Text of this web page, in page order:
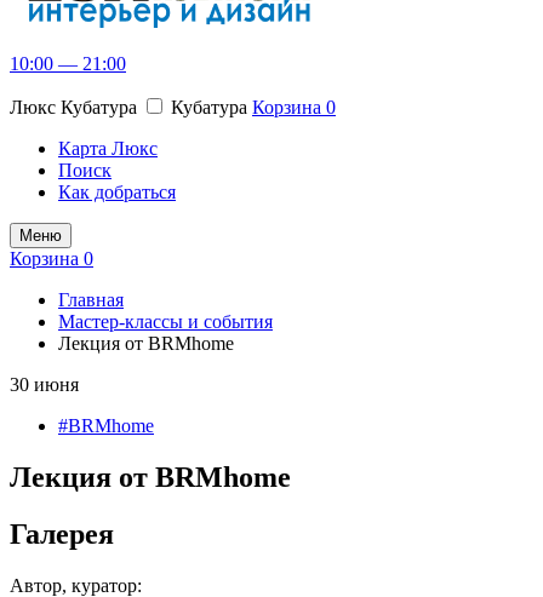
10:00 — 21:00
Люкс Кубатура Кубатура Корзина 0
Карта Люкс
Поиск
Как добраться
Меню
Корзина 0
Главная
Мастер-классы и события
Лекция от BRMhome
30 июня
#BRMhome
Лекция от BRMhome
Галерея
Автор, куратор: